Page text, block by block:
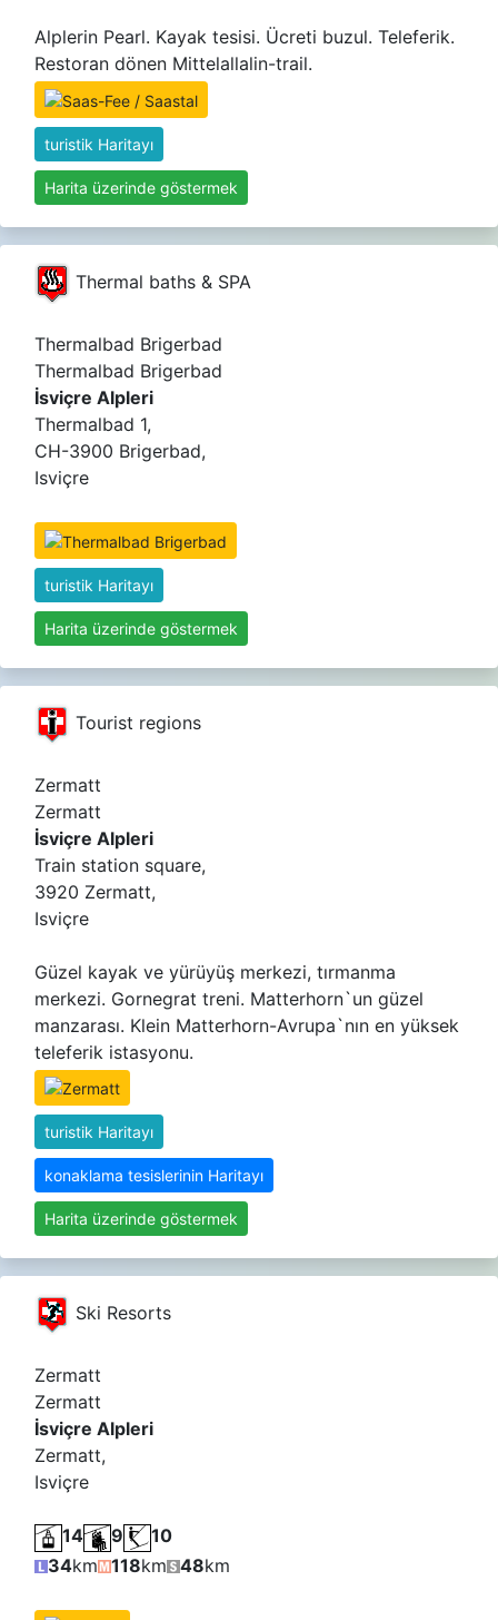
Alplerin Pearl. Kayak tesisi. Ücreti buzul. Teleferik.
Restoran dönen Mittelallalin-trail.
turistik Haritayı
Harita üzerinde göstermek
Thermal baths & SPA
Thermalbad Brigerbad
Thermalbad Brigerbad
İsviçre Alpleri
Thermalbad 1,
CH-3900 Brigerbad,
Isviçre
turistik Haritayı
Harita üzerinde göstermek
Tourist regions
Zermatt
Zermatt
İsviçre Alpleri
Train station square,
3920 Zermatt,
Isviçre
Güzel kayak ve yürüyüş merkezi, tırmanma
merkezi. Gornegrat treni. Matterhorn`un güzel
manzarası. Klein Matterhorn-Avrupa`nın en yüksek
teleferik istasyonu.
turistik Haritayı
konaklama tesislerinin Haritayı
Harita üzerinde göstermek
Ski Resorts
Zermatt
Zermatt
İsviçre Alpleri
Zermatt,
Isviçre
14 9
10
34km 118km 48km